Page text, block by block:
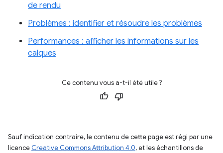
de rendu
Problèmes : identifier et résoudre les problèmes
Performances : afficher les informations sur les
calques
Ce contenu vous a-t-il été utile ?
Sauf indication contraire, le contenu de cette page est régi par une
licence Creative Commons Attribution 4.0, et les échantillons de